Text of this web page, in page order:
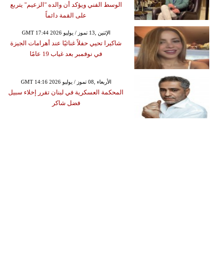
الوسط الفني ويؤكد أن والده "الزعيم" يتربع
على القمة دائماً
GMT 17:44 2026 الإثنين ,13 تموز / يوليو
شاكيرا تحيي حفلاً غنائيًا عند أهرامات الجيزة
في نوفمبر بعد غياب 19 عامًا
GMT 14:16 2026 الأربعاء ,08 تموز / يوليو
المحكمة العسكرية في لبنان تقرر إخلاء سبيل
فضل شاكر